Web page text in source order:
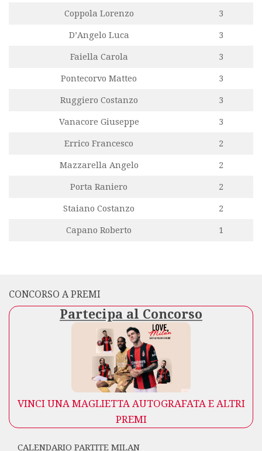
Coppola Lorenzo 3
D’Angelo Luca 3
Faiella Carola 3
Pontecorvo Matteo 3
Ruggiero Costanzo 3
Vanacore Giuseppe 3
Errico Francesco 2
Mazzarella Angelo 2
Porta Raniero 2
Staiano Costanzo 2
Capano Roberto 1
CONCORSO A PREMI
Partecipa al Concorso
VINCI UNA MAGLIETTA AUTOGRAFATA E ALTRI
PREMI
CALENDARIO PARTITE MILAN